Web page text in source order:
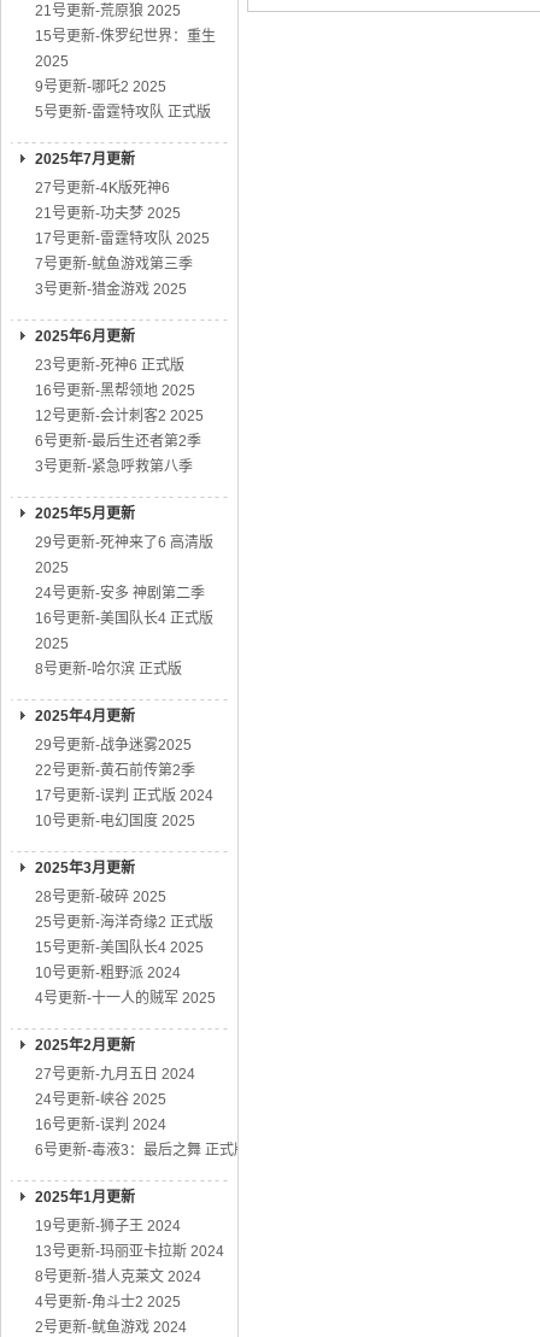
21号更新-荒原狼 2025
15号更新-侏罗纪世界：重生
2025
9号更新-哪吒2 2025
5号更新-雷霆特攻队 正式版
2025年7月更新
27号更新-4K版死神6
21号更新-功夫梦 2025
17号更新-雷霆特攻队 2025
7号更新-鱿鱼游戏第三季
3号更新-猎金游戏 2025
2025年6月更新
23号更新-死神6 正式版
16号更新-黑帮领地 2025
12号更新-会计刺客2 2025
6号更新-最后生还者第2季
3号更新-紧急呼救第八季
2025年5月更新
29号更新-死神来了6 高清版
2025
24号更新-安多 神剧第二季
16号更新-美国队长4 正式版
2025
8号更新-哈尔滨 正式版
2025年4月更新
29号更新-战争迷雾2025
22号更新-黄石前传第2季
17号更新-误判 正式版 2024
10号更新-电幻国度 2025
2025年3月更新
28号更新-破碎 2025
25号更新-海洋奇缘2 正式版
15号更新-美国队长4 2025
10号更新-粗野派 2024
4号更新-十一人的贼军 2025
2025年2月更新
27号更新-九月五日 2024
24号更新-峡谷 2025
16号更新-误判 2024
6号更新-毒液3：最后之舞 正式版
2025年1月更新
19号更新-狮子王 2024
13号更新-玛丽亚卡拉斯 2024
8号更新-猎人克莱文 2024
4号更新-角斗士2 2025
2号更新-鱿鱼游戏 2024